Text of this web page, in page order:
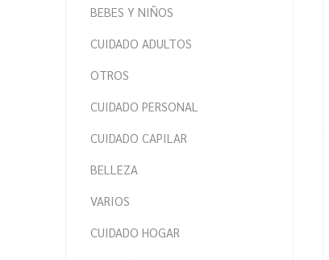
BEBES Y NIÑOS
CUIDADO ADULTOS
OTROS
CUIDADO PERSONAL
CUIDADO CAPILAR
BELLEZA
VARIOS
CUIDADO HOGAR